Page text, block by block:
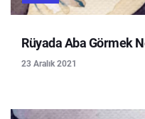
Rüyada Aba Görmek
23 Aralık 2021